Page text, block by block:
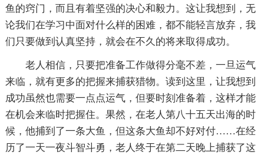
鱼的窍门，而且有着坚强的决心和毅力。这让我想到，无
论我们在学习中面对什么样的困难，都不能轻言放弃，我
们只要做到认真坚持，就会在不久的将来取得成功。
老人相信，只要把准备工作做得分毫不差，一旦运气
来临，就有更多的把握来捕获猎物。读到这里，让我想到
成功虽然也需要一点点运气，但要时刻准备着，这样才能
在机会来临时把握住。果然，在老人第八十五天出海的时
候，他捕到了一条大鱼，但这条大鱼却不好对付……在经
历了一天一夜斗智斗勇，老人终于在第二天晚上捕获了这